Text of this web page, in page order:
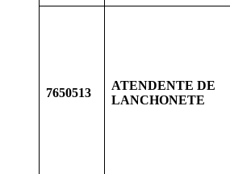
7650513
ATENDENTE DE
LANCHONETE